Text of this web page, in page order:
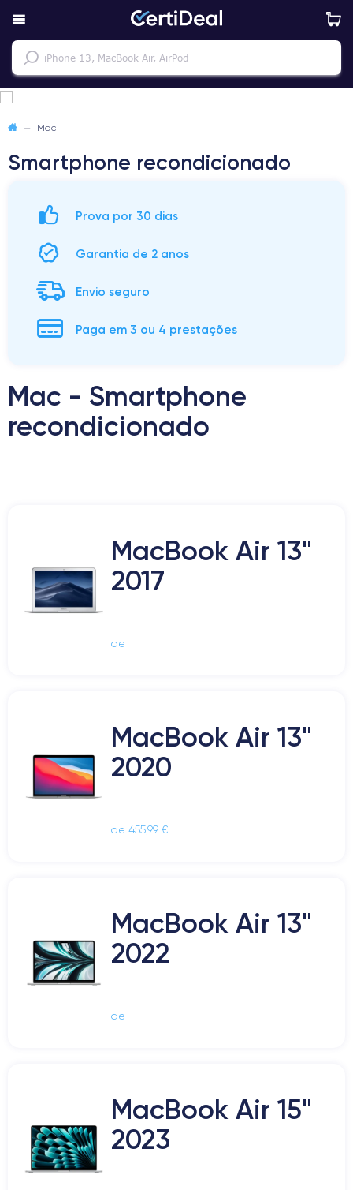
— Mac
Smartphone recondicionado
Prova por 30 dias
Garantia de 2 anos
Envio seguro
Paga em 3 ou 4 prestações
Mac - Smartphone
recondicionado
MacBook Air 13"
2017
de
MacBook Air 13"
2020
de 455,99 €
MacBook Air 13"
2022
de
MacBook Air 15"
2023